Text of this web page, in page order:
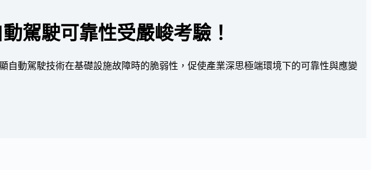
駕駛可靠性受嚴峻考驗！
動駕駛技術在基礎設施故障時的脆弱性，促使產業深思極端環境下的可靠性與應變